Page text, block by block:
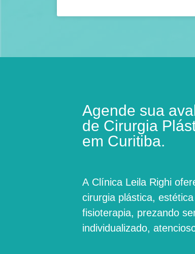
Agende sua
de Cirurgia
em Curitiba.
A Clínica Leila Righi
cirurgia plástica,
fisioterapia, prezando
individualizado,